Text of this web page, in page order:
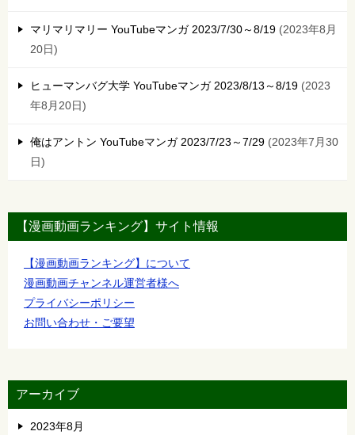
マリマリマリー YouTubeマンガ 2023/7/30～8/19
2023年8月
20日
ヒューマンバグ大学 YouTubeマンガ 2023/8/13～8/19
2023
年8月20日
俺はアントン YouTubeマンガ 2023/7/23～7/29
2023年7月30
日
【漫画動画ランキング】サイト情報
【漫画動画ランキング】について
漫画動画チャンネル運営者様へ
プライバシーポリシー
お問い合わせ・ご要望
アーカイブ
2023年8月